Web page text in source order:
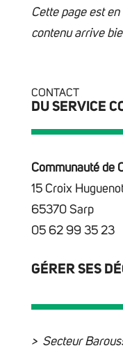
Cette page est
contenu arrive
CONTACT
DU SERVICE
Communauté de
15 Croix
65370 Sarp
05 62 99 35 23
GÉRER SES
Secteur